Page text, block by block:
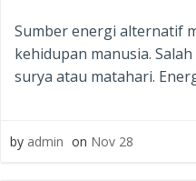
Sumber energi alternatif
kehidupan manusia.
surya atau matahari.
by admin on Nov 28